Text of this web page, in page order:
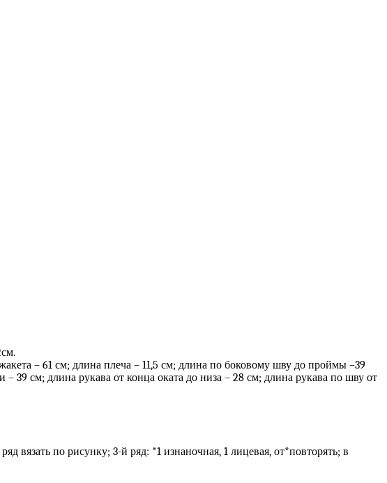
– 61 см; длина плеча – 11,5 см; длина по боковому шву до проймы –39
см; длина рукава от конца оката до низа – 28 см; длина рукава по шву от
вязать по рисунку; 3-й ряд: *1 изнаночная, 1 лицевая, от*повторять; в